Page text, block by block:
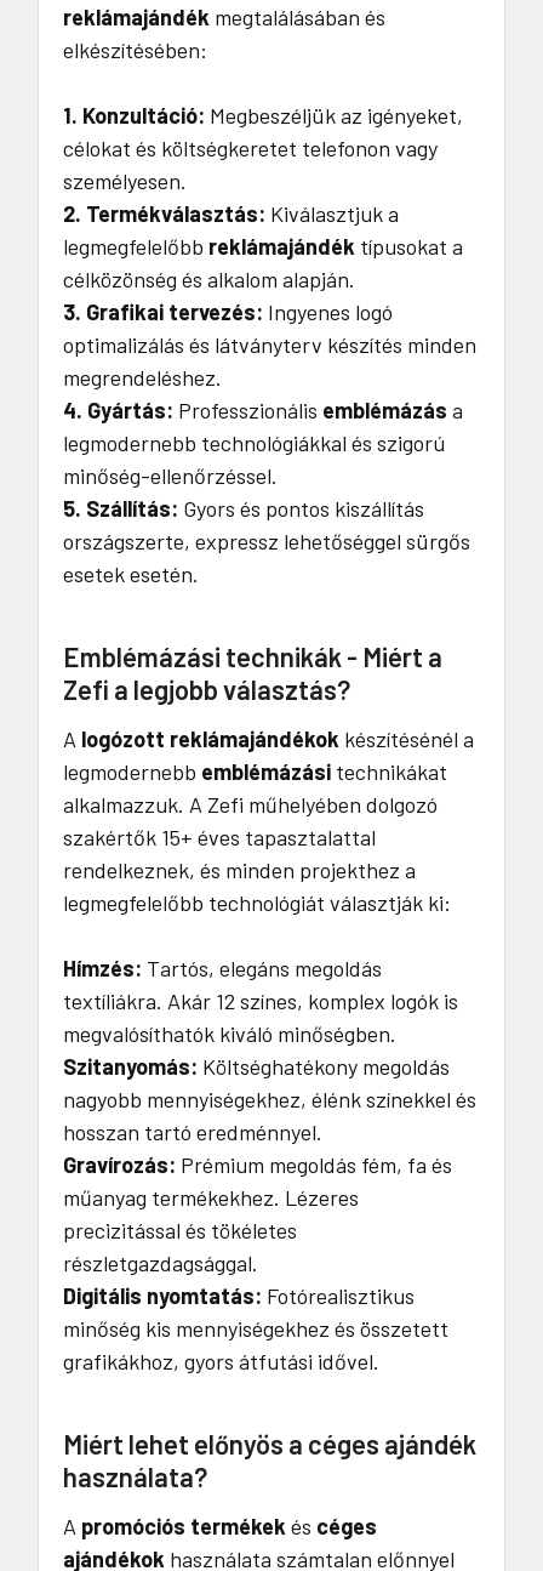
reklámajándék megtalálásában és
elkészítésében:
1. Konzultáció: Megbeszéljük az igényeket,
célokat és költségkeretet telefonon vagy
személyesen.
2. Termékválasztás: Kiválasztjuk a
legmegfelelőbb reklámajándék típusokat a
célközönség és alkalom alapján.
3. Grafikai tervezés: Ingyenes logó
optimalizálás és látványterv készítés minden
megrendeléshez.
4. Gyártás: Professzionális emblémázás a
legmodernebb technológiákkal és szigorú
minőség-ellenőrzéssel.
5. Szállítás: Gyors és pontos kiszállítás
országszerte, expressz lehetőséggel sürgős
esetek esetén.
Emblémázási technikák - Miért a
Zefi a legjobb választás?
A logózott reklámajándékok készítésénél a
legmodernebb emblémázási technikákat
alkalmazzuk. A Zefi műhelyében dolgozó
szakértők 15+ éves tapasztalattal
rendelkeznek, és minden projekthez a
legmegfelelőbb technológiát választják ki:
Hímzés: Tartós, elegáns megoldás
textíliákra. Akár 12 színes, komplex logók is
megvalósíthatók kiváló minőségben.
Szitanyomás: Költséghatékony megoldás
nagyobb mennyiségekhez, élénk színekkel és
hosszan tartó eredménnyel.
Gravírozás: Prémium megoldás fém, fa és
műanyag termékekhez. Lézeres
precizitással és tökéletes
részletgazdagsággal.
Digitális nyomtatás: Fotórealisztikus
minőség kis mennyiségekhez és összetett
grafikákhoz, gyors átfutási idővel.
Miért lehet előnyös a céges ajándék
használata?
A promóciós termékekés céges
ajándékok használata számtalan előnnyel